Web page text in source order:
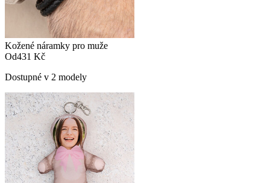
Kožené náramky pro muže
Od431 Kč
Dostupné v 2 modely